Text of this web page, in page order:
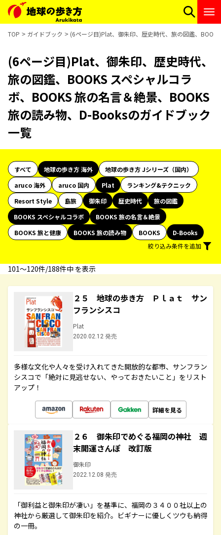
TOP ガイドブック (6ページ目)Plat、御朱印、歴史時代、旅の図鑑、
(6ページ目)Plat、御朱印、歴史時代、
旅の図鑑、BOOKS スペシャルコラ
ボ、BOOKS 旅の名言＆絶景、BOOKS
旅の読み物、D-Booksのガイドブック
一覧
すべて 地球の歩き方 海外
地球の歩き方 Jシリーズ（国内）
aruco 海外
aruco 国内 Plat
ランキング&テクニック
Resort Style
島旅 御朱印 歴史時代
旅の図鑑
BOOKS スペシャルコラボ
BOOKS 旅の名言＆絶景
BOOKS 旅と健康
BOOKS 旅の読み物 BOOKS
D-Books
絞り込み条件を追加
101〜120件/188件中 を表示
２５ 地球の歩き方 Ｐｌａｔ サン
フランシスコ
Plat
2020.02.12 発売
多様な文化や人々を受け入れてきた開放的な都市、サンフラン
シスコで「絶対に見逃せない、やっておきたいこと」をリスト
アップ！
詳細を見る
２６ 御朱印でめぐる福岡の神社 週
末開運さんぽ 改訂版
御朱印
2022.12.08 発売
「御利益と御朱印が凄い」を基準に、福岡の３４００社以上の
神社から厳選して御朱印を紹介。ビギナーに優しくツウも納得
の一冊。